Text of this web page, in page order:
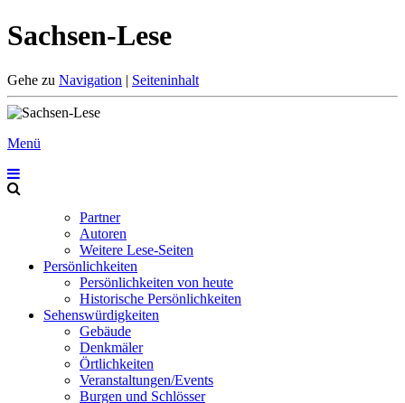
Sachsen-Lese
Gehe zu Navigation | Seiteninhalt
Menü
Partner
Autoren
Weitere Lese-Seiten
Persönlichkeiten
Persönlichkeiten von heute
Historische Persönlichkeiten
Sehenswürdigkeiten
Gebäude
Denkmäler
Örtlichkeiten
Veranstaltungen/Events
Burgen und Schlösser